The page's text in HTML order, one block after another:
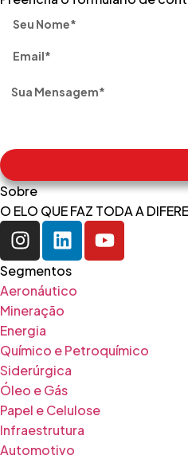
Sobre
O ELO QUE FAZ TODA A
Segmentos
Aeronáutico
Mineração
Energia
Químico e Petroquímico
Siderúrgica
Óleo e Gás
Papel e Celulose
Infraestrutura
Automotivo